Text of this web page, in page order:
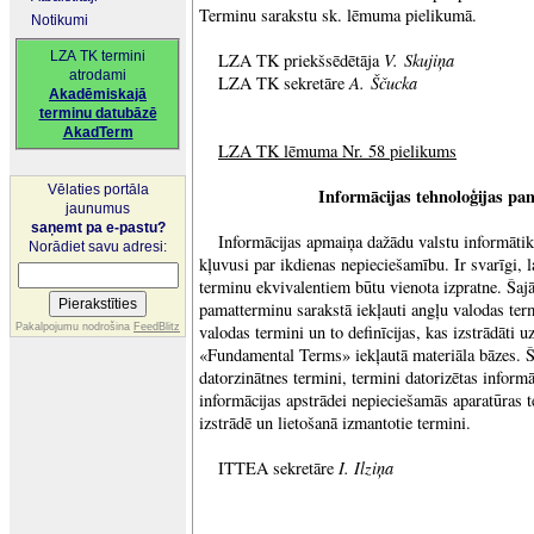
Notikumi
LZA TK termini
atrodami
Akadēmiskajā
terminu datubāzē
AkadTerm
Vēlaties portāla
jaunumus
saņemt pa e-pastu?
Norādiet savu adresi:
Pakalpojumu nodrošina FeedBlitz
Terminu sarakstu sk. lēmuma pielikumā.
LZA TK priekšsēdētāja V. Skujiņa
LZA TK sekretāreA. Ščucka
LZA TK lēmuma Nr. 58 pielikums
Informācijas tehnoloģijas
Informācijas apmaiņa dažādu valstu
kļuvusi par ikdienas nepieciešamību. Ir svarīgi,
terminu ekvivalentiem būtu vienota izpratne.
pamatterminu sarakstā iekļauti angļu valodas
valodas termini un to definīcijas, kas izstrādāti
«Fundamental Terms» iekļautā materiāla
datorzinātnes termini, termini datorizētas
informācijas apstrādei nepieciešamās
izstrādē un lietošanā izmantotie termini.
ITTEA sekretāre I. Ilziņa